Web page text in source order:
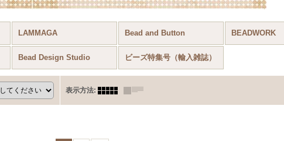
LAMMAGA Bead and Button BEADWORK
Bead Design Studio ビーズ特集号（輸入雑誌）
表示方法: